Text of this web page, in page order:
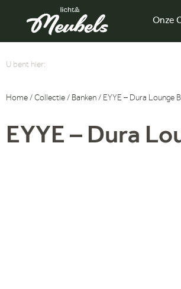
Onze
U bent hier:
Home / Collectie / Banken / EYYE – Dura Lounge
EYYE – Dura